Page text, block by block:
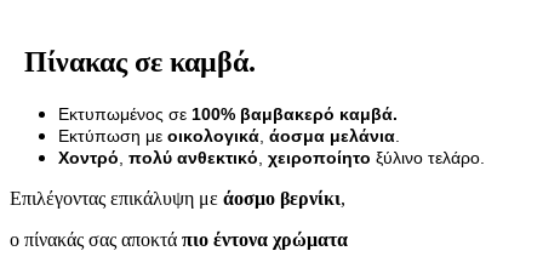
Πίνακας σε καμβά.
Εκτυπωμένος σε 100% βαμβακερό καμβά.
Εκτύπωση με οικολογικά άοσμα μελάνια
Χοντρό πολύ ανθεκτικό χειροποίητο ξύλινο τελάρο.
Επιλέγοντας επικάλυψη με άοσμο βερνίκι,
ο πίνακάς σας αποκτά πιο έντονα χρώματα